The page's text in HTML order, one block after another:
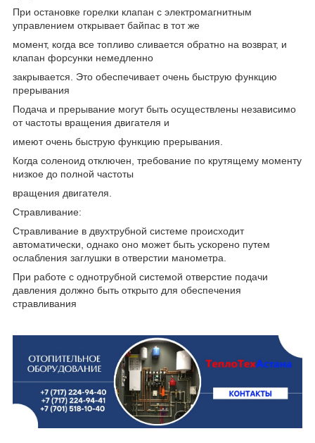
При остановке горелки клапан с электромагнитным
управлением открывает байпас в тот же
момент, когда все топливо сливается обратно на возврат, и
клапан форсунки немедленно
закрывается. Это обеспечивает очень быструю функцию
прерывания
Подача и прерывание могут быть осуществлены независимо
от частоты вращения двигателя и
имеют очень быструю функцию прерывания.
Когда соленоид отключен, требование по крутящему моменту
низкое до полной частоты
вращения двигателя.
Стравливание:
Стравливание в двухтрубной системе происходит
автоматически, однако оно может быть ускорено путем
ослабления заглушки в отверстии манометра.
При работе с однотрубной системой отверстие подачи
давления должно быть открыто для обеспечения
стравливания